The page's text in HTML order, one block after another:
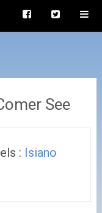
See
: Isiano